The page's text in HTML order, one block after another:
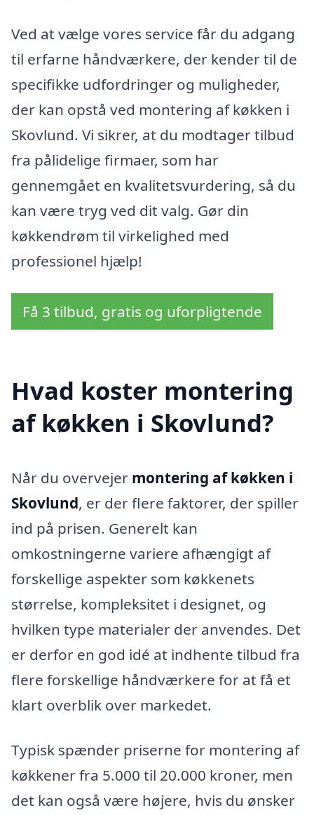
Ved at vælge vores service får du adgang
til erfarne håndværkere, der kender til de
specifikke udfordringer og muligheder,
der kan opstå ved montering af køkken i
Skovlund. Vi sikrer, at du modtager tilbud
fra pålidelige firmaer, som har
gennemgået en kvalitetsvurdering, så du
kan være tryg ved dit valg. Gør din
køkkendrøm til virkelighed med
professionel hjælp!
Få 3 tilbud, gratis og uforpligtende
Hvad koster montering
af køkken i Skovlund?
Når du overvejer montering af køkken i
Skovlund, er der flere faktorer, der spiller
ind på prisen. Generelt kan
omkostningerne variere afhængigt af
forskellige aspekter som køkkenets
størrelse, kompleksitet i designet, og
hvilken type materialer der anvendes. Det
er derfor en god idé at indhente tilbud fra
flere forskellige håndværkere for at få et
klart overblik over markedet.
Typisk spænder priserne for montering af
køkkener fra 5.000 til 20.000 kroner, men
det kan også være højere, hvis du ønsker